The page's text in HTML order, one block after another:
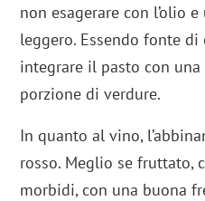
non esagerare con l’olio
leggero. Essendo fonte
integrare il pasto con
porzione di verdure.
In quanto al vino,
rosso. Meglio se fruttato,
morbidi, con una buona